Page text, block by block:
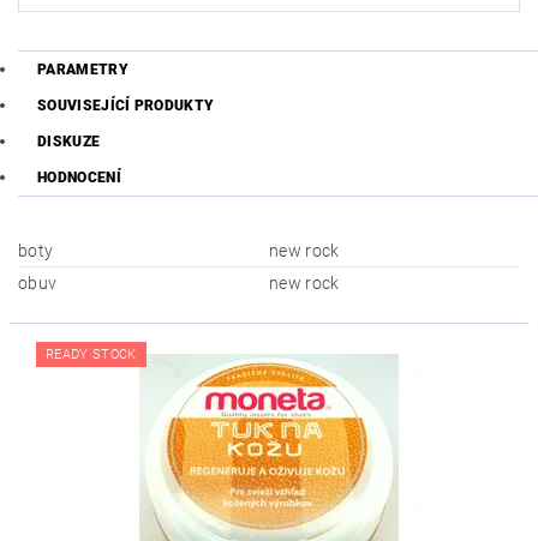
PARAMETRY
SOUVISEJÍCÍ PRODUKTY
DISKUZE
HODNOCENÍ
boty
new rock
obuv
new rock
READY STOCK